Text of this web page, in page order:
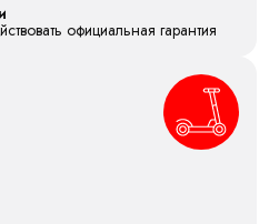
официальная гарантия